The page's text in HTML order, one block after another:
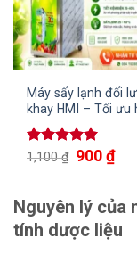
Máy sấy lạnh đối
khay HMI – Tối ưu
quy trình sấy khô
Được xếp
1,100₫ 900₫
Nguyên lý của
tính dược liệu